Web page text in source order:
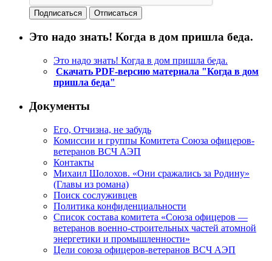
Это надо знать! Когда в дом пришла беда.
Это надо знать! Когда в дом пришла беда.
Скачать PDF-версию материала "Когда в дом
пришла беда"
Документы
Его, Отчизна, не забудь
Комиссии и группы Комитета Союза офицеров-
ветеранов ВСЧ АЭП
Контакты
Михаил Шолохов. «Они сражались за Родину»
(Главы из романа)
Поиск сослуживцев
Политика конфиденциальности
Список состава комитета «Союза офицеров —
ветеранов военно-строительных частей атомной
энергетики и промышленности»
Цели союза офицеров-ветеранов ВСЧ АЭП